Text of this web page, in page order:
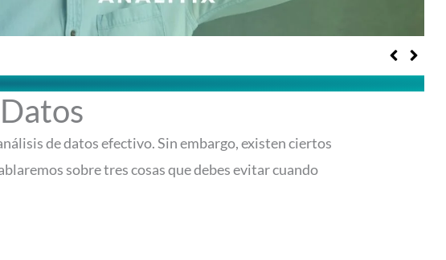
de datos efectivo. Sin embargo, existen ciertos
sobre tres cosas que debes evitar cuando